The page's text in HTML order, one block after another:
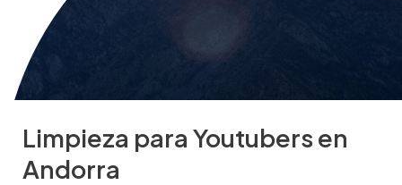
Limpieza para Youtubers en
Andorra